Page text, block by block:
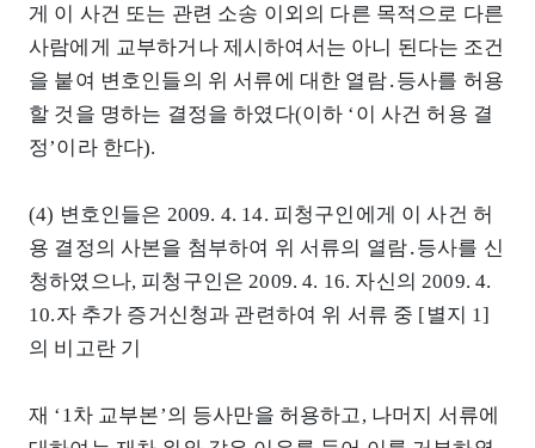
게 이 사건 또는 관련 소송 이외의 다른 목적으로 다른
사람에게 교부하거나 제시하여서는 아니 된다는 조건
을 붙여 변호인들의 위 서류에 대한 열람․등사를 허용
할 것을 명하는 결정을 하였다(이하 ‘이 사건 허용 결
정’이라 한다).
(4) 변호인들은 2009. 4. 14. 피청구인에게 이 사건 허
용 결정의 사본을 첨부하여 위 서류의 열람․등사를 신
청하였으나, 피청구인은 2009. 4. 16. 자신의 2009. 4.
10.자 추가 증거신청과 관련하여 위 서류 중 [별지 1]
의 비고란 기
재 ‘1차 교부본’의 등사만을 허용하고, 나머지 서류에